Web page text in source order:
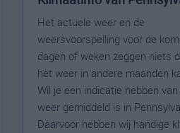
Het actuele weer en de
weersvoorspelling voor de
dagen of weken zeggen niets
het weer in andere maanden
Wil je een indicatie hebben
weer gemiddeld is in
Daarvoor hebben wij handige